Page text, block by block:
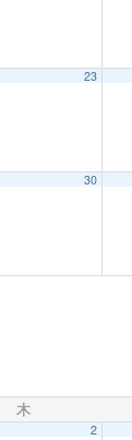
23
30
木
2